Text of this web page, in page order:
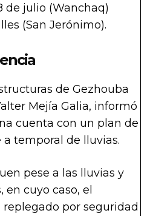
de julio (Wanchaq)
(San Jerónimo).
de Gezhouba
Mejía Galia, informó
cuenta con un plan de
temporal de lluvias.
pese a las lluvias y
en cuyo caso, el
replegado por seguridad